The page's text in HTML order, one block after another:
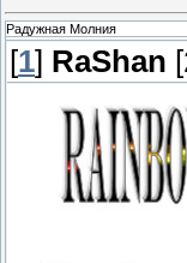
Радужная Молния
[1] RaShan